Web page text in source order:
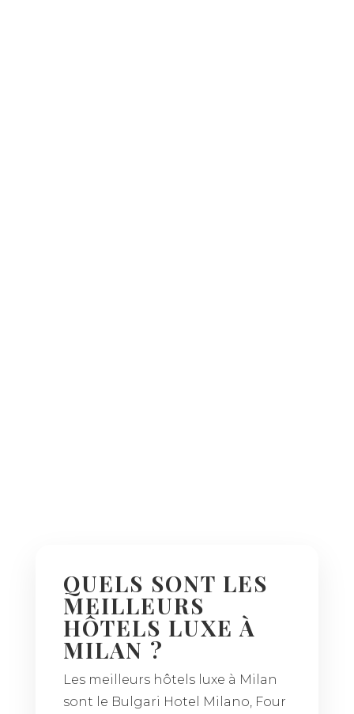
QUELS SONT LES
MEILLEURS
HÔTELS LUXE À
MILAN ?
Les meilleurs hôtels luxe à Milan
sont le Bulgari Hotel Milano, Four